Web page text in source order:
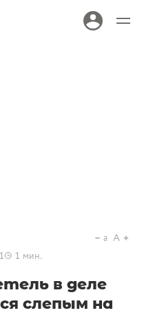
1 мин.
a A
в деле
слепым на